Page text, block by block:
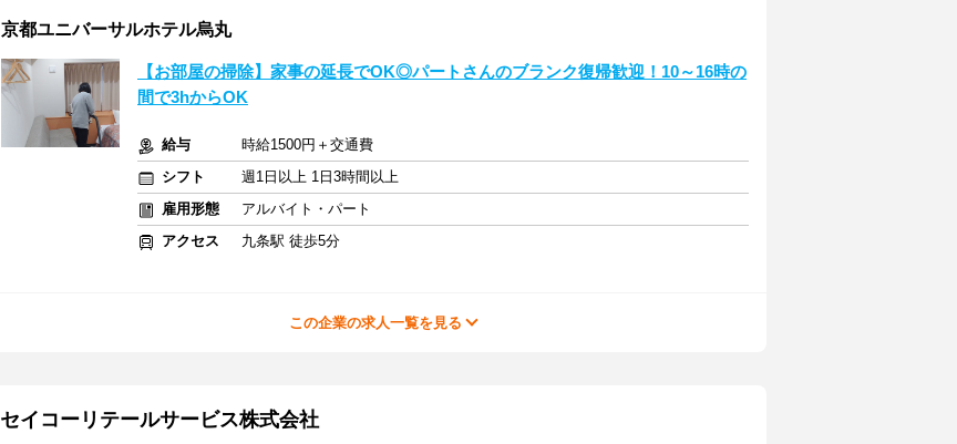
京都ユニバーサルホテル烏丸
【お部屋の掃除】家事の延長でOK◎パートさんのブランク復帰歓迎！10～16時の
間で3hからOK
給与
時給1500円＋交通費
シフト
週1日以上 1日3時間以上
雇用形態
アルバイト・パート
アクセス
九条駅 徒歩5分
この企業の求人一覧を見る
セイコーリテールサービス株式会社